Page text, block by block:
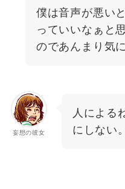
僕は音声が悪い
っていいなぁと
のであんまり気
妄想の彼女
人による
にしない。